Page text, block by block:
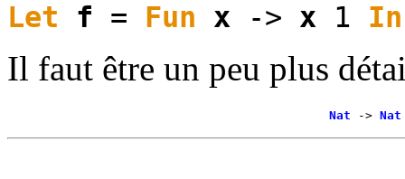
Let f = Fun x -> x 1 In
Il faut être un peu plus
Nat -> Nat